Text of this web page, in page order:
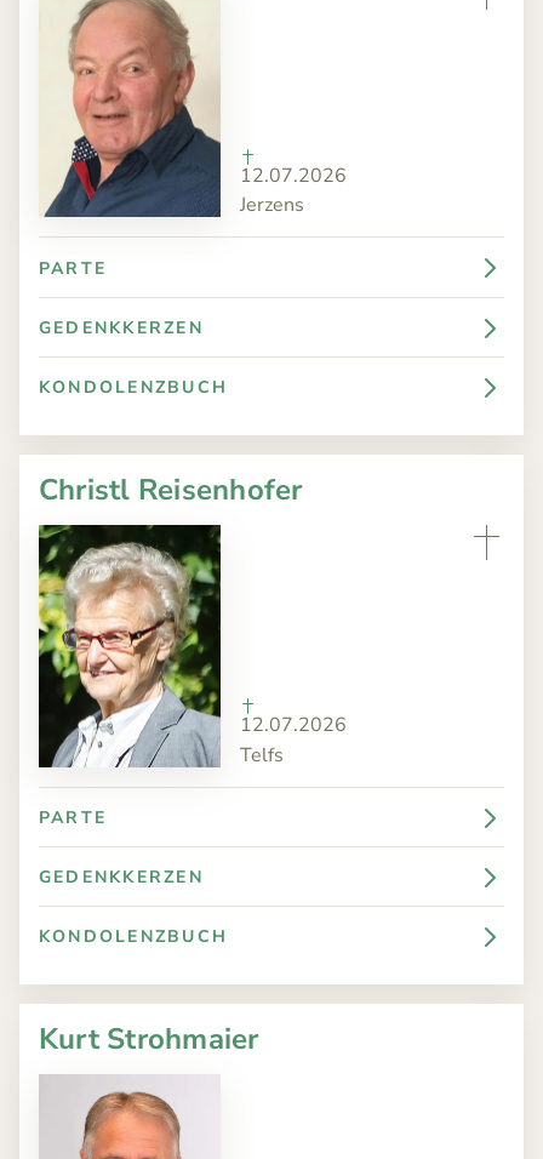
12.07.2026
Jerzens
PARTE
GEDENKKERZEN
KONDOLENZBUCH
Christl Reisenhofer
12.07.2026
Telfs
PARTE
GEDENKKERZEN
KONDOLENZBUCH
Kurt Strohmaier